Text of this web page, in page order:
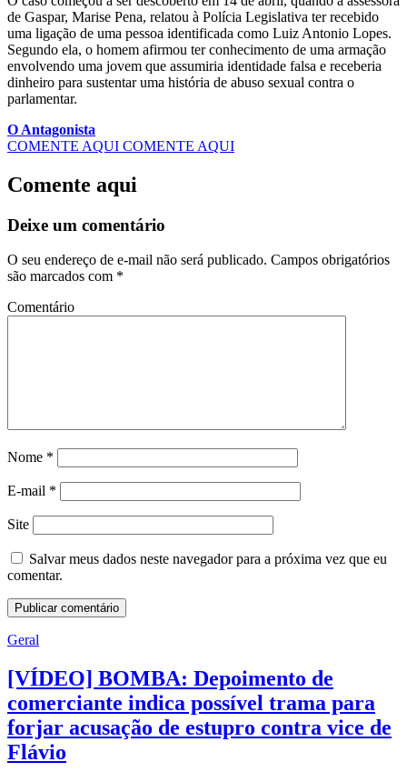
de Gaspar, Marise Pena, relatou à Polícia Legislativa ter recebido
uma ligação de uma pessoa identificada como Luiz Antonio Lopes.
Segundo ela, o homem afirmou ter conhecimento de uma armação
envolvendo uma jovem que assumiria identidade falsa e receberia
dinheiro para sustentar uma história de abuso sexual contra o
parlamentar.
O Antagonista
COMENTE AQUI COMENTE AQUI
Comente aqui
Deixe um comentário
O seu endereço de e-mail não será publicado. Campos obrigatórios
são marcados com *
Comentário
Nome *
E-mail *
Site
Salvar meus dados neste navegador para a próxima vez que eu
comentar.
Geral
[VÍDEO] BOMBA: Depoimento de
comerciante indica possível trama para
forjar acusação de estupro contra vice de
Flávio